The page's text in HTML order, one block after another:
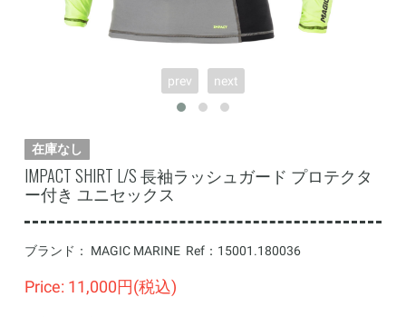
prev next
在庫なし
IMPACT SHIRT L/S 長袖ラッシュガード プロテクタ
ー付き ユニセックス
ブランド： MAGIC MARINE Ref： 15001.180036
Price: 11,000円(税込)